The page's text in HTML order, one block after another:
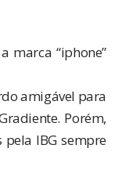
marca “iphone”
amigável para
Porém,
IBG sempre